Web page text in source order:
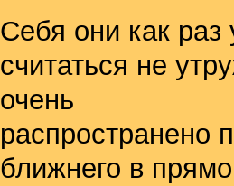
Себя они как раз
считаться не
очень
распространено
ближнего в